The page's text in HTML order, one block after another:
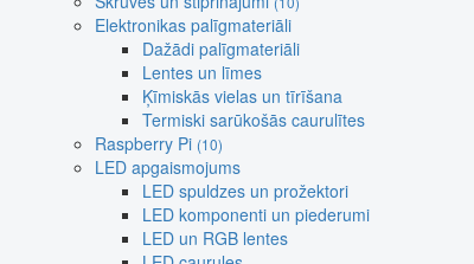
Elektronikas palīgmateriāli
Dažādi palīgmateriāli
Lentes un līmes
Ķīmiskās vielas un tīrīšana
Termiski sarūkošās caurulītes
Raspberry Pi (10)
LED apgaismojums
LED spuldzes un prožektori
LED komponenti un piederumi
LED un RGB lentes